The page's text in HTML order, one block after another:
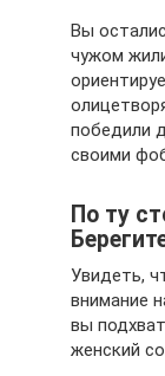
Вы
чужом
победили
своими
По ту
Увидеть,
внимание
вы
женский